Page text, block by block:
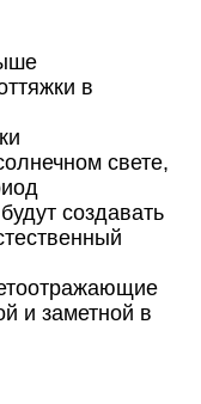
в
свете,
создавать
и заметной в